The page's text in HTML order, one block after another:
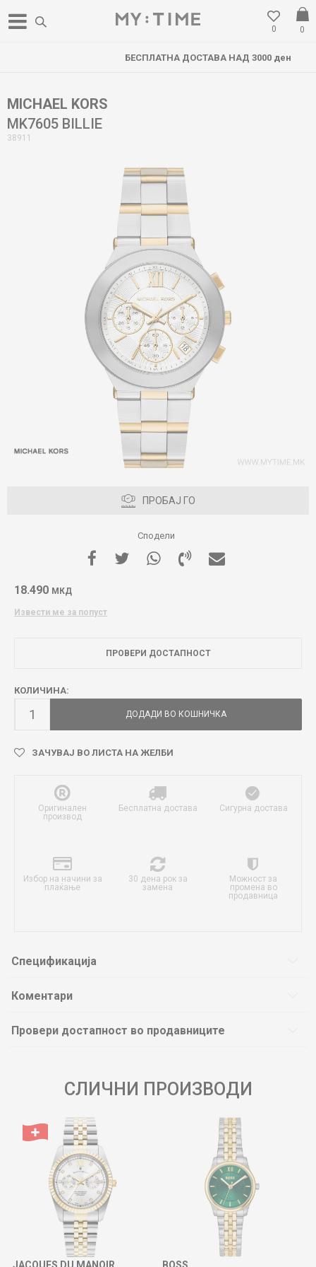
0
0
БЕСПЛАТНА ДОСТАВА НАД 3000 ден
MICHAEL KORS
MK7605 BILLIE
38911
ПРОБАЈ ГО
Сподели
18.490 МКД
Извести ме за попуст
ПРОВЕРИ ДОСТАПНОСТ
КОЛИЧИНА:
ДОДАДИ ВО КОШНИЧКА
ЗАЧУВАЈ ВО ЛИСТА НА ЖЕЛБИ
Оригинален
производ
Бесплатна достава Сигурна достава
Избор на начини за
плаќање
30 дена рок за
замена
Можност за
промена во
продавница
Спецификација
Коментари
Провери достапност во продавниците
СЛИЧНИ ПРОИЗВОДИ